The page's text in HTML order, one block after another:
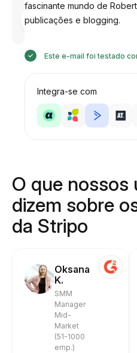
Desenhado
por
fascinante mundo de
publicações e blogging.
Este e-mail foi testado
Integra-se com
O que nossos
dizem sobre
da Stripo
Oksana
K.
SMM
Manager
Mid-
Market
(51-1000
emp.)